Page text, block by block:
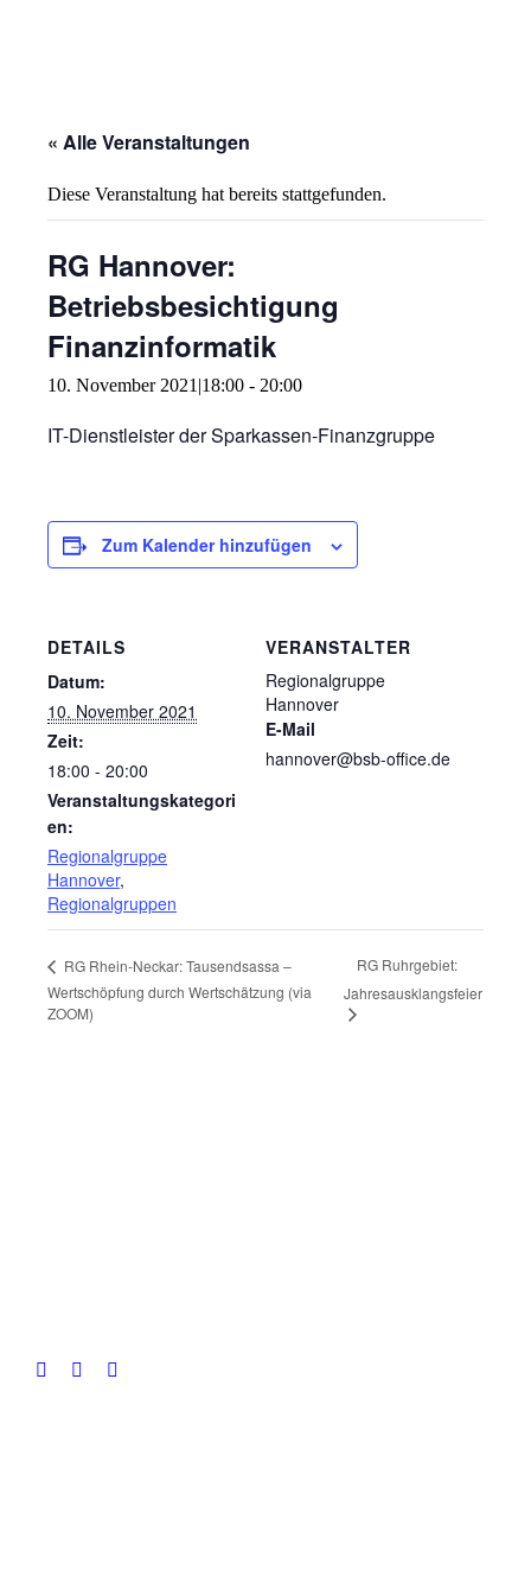
« Alle Veranstaltungen
Diese Veranstaltung hat bereits stattgefunden.
RG Hannover:
Betriebsbesichtigung
Finanzinformatik
10. November 2021|18:00 - 20:00
IT-Dienstleister der Sparkassen-Finanzgruppe
Zum Kalender hinzufügen
DETAILS
Datum:
10. November 2021
Zeit:
18:00 - 20:00
Veranstaltungskategori
en:
Regionalgruppe
Hannover,
Regionalgruppen
VERANSTALTER
Regionalgruppe
Hannover
E-Mail
hannover@bsb-office.de
RG Rhein-Neckar: Tausendsassa –
Wertschöpfung durch Wertschätzung (via
ZOOM)
RG Ruhrgebiet:
Jahresausklangsfeier